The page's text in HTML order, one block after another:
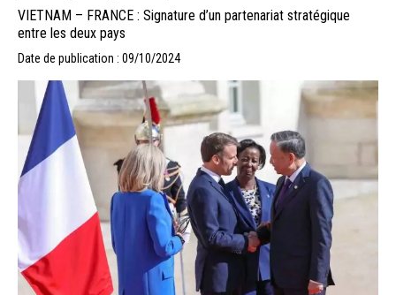
VIETNAM – FRANCE : Signature d’un partenariat stratégique
entre les deux pays
Date de publication : 09/10/2024